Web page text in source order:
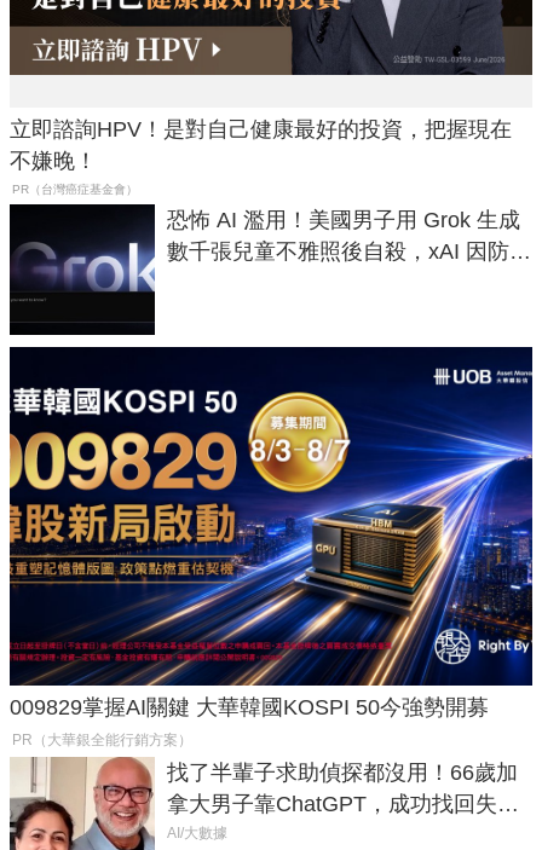
立即諮詢HPV！是對自己健康最好的投資，把握現在
不嫌晚！
PR（台灣癌症基金會）
恐怖 AI 濫用！美國男子用 Grok 生成
數千張兒童不雅照後自殺，xAI 因防護
009829掌握AI關鍵 大華韓國KOSPI 50今強勢開募
PR（大華銀全能行銷方案）
找了半輩子求助偵探都沒用！66歲加
拿大男子靠ChatGPT，成功找回失散
50年家人
AI/大數據